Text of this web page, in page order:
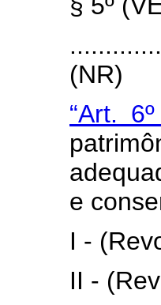
(NR)
“Art. 6º
e
I -
II -